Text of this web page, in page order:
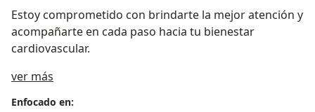
Estoy comprometido con brindarte la mejor atención y
acompañarte en cada paso hacia tu bienestar
cardiovascular.
ver más
Enfocado en: